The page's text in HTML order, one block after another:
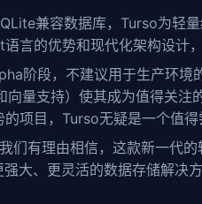
兼容数据库，Turso为轻
言的优势和现代化架构设计
阶段，不建议用于生产环
向量支持）使其成为值得关
项目，Turso无疑是一个值
们有理由相信，这款新一代
大、更灵活的数据存储解决